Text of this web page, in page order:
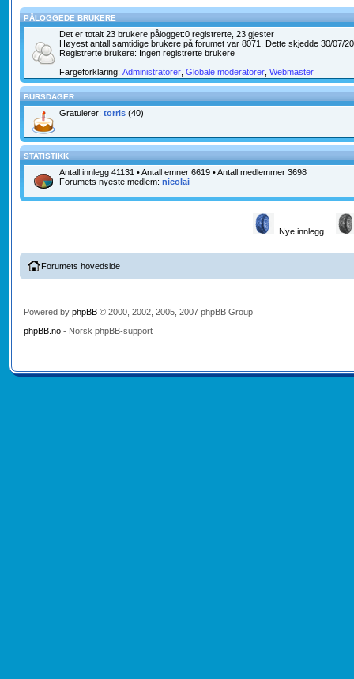
PÅLOGGEDE BRUKERE
Det er totalt 23brukere pålogget:0 registrerte, 23 gjester
Høyest antall samtidige brukere på forumet var 8071
. Dette skjedde 30/07/
Registrerte brukere: Ingen registrerte brukere
Fargeforklaring: Administratorer, Globale moderatorer, Webmaster
BURSDAGER
Gratulerer: torris(40)
STATISTIKK
Antall innlegg 41131 • Antall emner 6619• Antall medlemmer 3698
Forumets nyeste medlem: nicolai
Nye innlegg
Forumets hovedside
Powered by phpBB© 2000, 2002, 2005, 2007 phpBB Group
phpBB.no- Norsk phpBB-support